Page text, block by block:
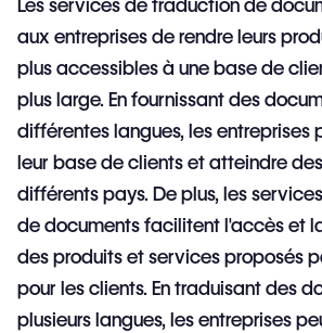
Les services de traduction de
aux entreprises de rendre leurs
plus accessibles à une base de
plus large. En fournissant des
différentes langues, les entreprises
leur base de clients et atteindre
différents pays. De plus, les
de documents facilitent l'accès et
des produits et services proposés
pour les clients. En traduisant des
plusieurs langues, les entreprises